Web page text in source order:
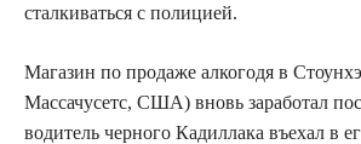
сталкиваться с полицией.
Магазин по продаже алкогодя в
Массачусетс, США) вновь заработал
водитель черного Кадиллака въехал в